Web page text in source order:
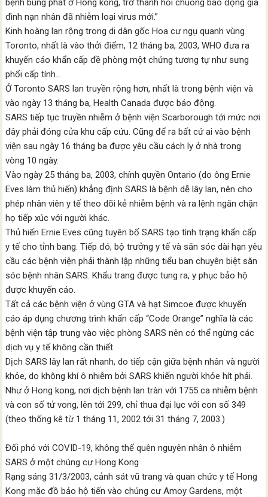
bệnh bùng phát ở Hong kong, trở thành hồi chuông báo động gia
đình nạn nhân đã nhiễm loại virus mới.”
Kinh hoàng lan rộng trong di dân gốc Hoa cư ngụ quanh vùng
Toronto, nhất là vào thởi điểm, 12 tháng ba, 2003, WHO đưa ra
khuyến cáo khẩn cấp đề phòng một chứng tương tự như sưng
phổi cấp tính…
Ở Toronto SARS lan truyền rộng hơn, nhất là trong bệnh viện và
vào ngày 13 tháng ba, Health Canada được báo động.
SARS tiếp tục truyền nhiễm ở bệnh viện Scarborough tới mức nơi
đây phải đóng cửa khu cấp cứu. Cũng để ra bất cứ ai vào bệnh
viện sau ngày 16 tháng ba được yêu cầu cách ly ở nhà trong
vòng 10 ngày.
Vào ngày 25 tháng ba, 2003, chính quyền Ontario (do ông Ernie
Eves làm thủ hiến) khẳng định SARS là bệnh dễ lây lan, nên cho
phép nhân viên y tế theo dõi kẻ nhiễm bệnh và ra lệnh ngăn chặn
họ tiếp xúc với người khác.
Thủ hiến Ernie Eves cũng tuyên bố SARS tạo tình trạng khẩn cấp
y tế cho tỉnh bang. Tiếp đó, bộ trưởng y tế và săn sóc dài hạn yêu
cầu các bệnh viện phải thành lập những tiểu ban chuyên biệt săn
sóc bệnh nhân SARS. Khẩu trang được tung ra, y phục bảo hộ
được khuyến cáo.
Tất cả các bệnh viện ở vùng GTA và hạt Simcoe được khuyến
cáo áp dụng chương trình khẩn cấp “Code Orange” nghĩa là các
bệnh viện tập trung vào việc phòng SARS nên có thể ngừng các
dịch vụ y tế không cần thiết.
Dịch SARS lây lan rất nhanh, do tiếp cận giữa bệnh nhân và người
khỏe, do không khí ô nhiễm bởi SARS khiến người khỏe hít phải.
Như ở Hong kong, nơi dịch bệnh lan tràn với 1755 ca nhiễm bệnh
và con số tử vong, lên tới 299, chỉ thua đại lục với con số 349
(theo thống kê từ 1 tháng 11, 2002 tới 31 tháng 7, 2003.)
Đối phó với COVID-19, không thể quên nguyên nhân ô nhiễm
SARS ở một chúng cư Hong Kong
Rạng sáng 31/3/2003, cảnh sát vũ trang và quan chức y tế Hong
Kong mặc đồ bảo hộ tiến vào chúng cư Amoy Gardens, một